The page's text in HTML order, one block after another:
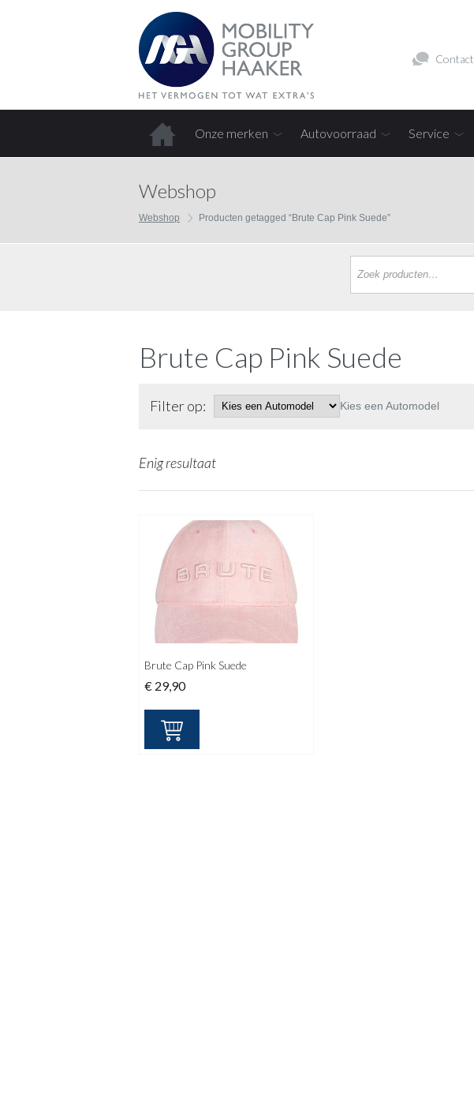
Contact
Onze merken Autovoorraad Service
Webshop
Webshop Producten getagged “Brute Cap Pink Suede”
Brute Cap Pink Suede
Filter op: Kies een Automodel
Enig resultaat
Brute Cap Pink Suede
€ 29,90